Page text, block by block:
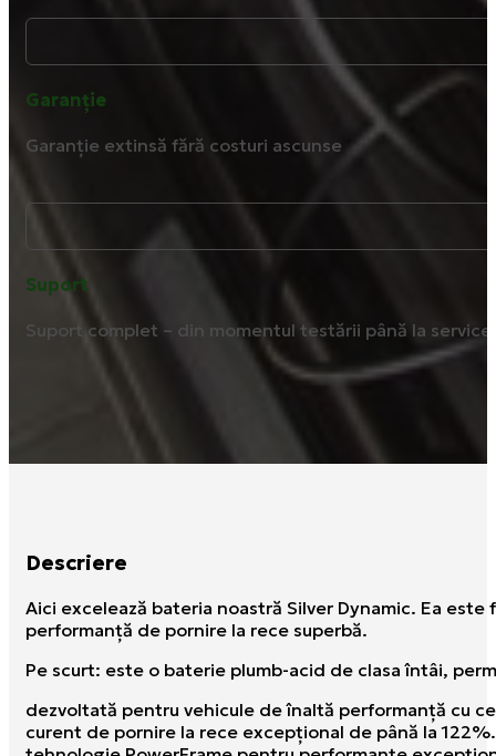
Garanție
Garanție extinsă fără costuri ascunse
Suport
Suport complet – din momentul testării până la
Descriere
Aici excelează bateria noastră Silver Dynamic. Ea
performanţă de pornire la rece superbă.
Pe scurt: este o baterie plumb-acid de clasa întâi,
dezvoltată pentru vehicule de înaltă performanţă cu
curent de pornire la rece excepţional de până la 122%.